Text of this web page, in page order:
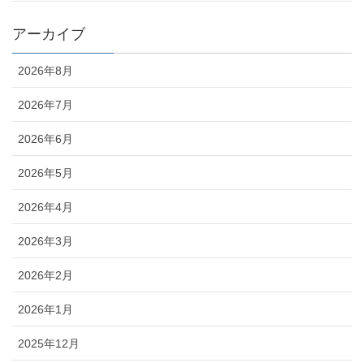
アーカイブ
2026年8月
2026年7月
2026年6月
2026年5月
2026年4月
2026年3月
2026年2月
2026年1月
2025年12月